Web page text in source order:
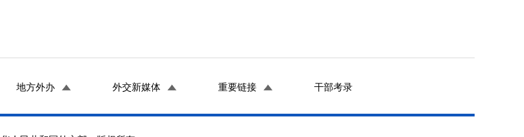
地方外办 外交新媒体 重要链接 干部考录